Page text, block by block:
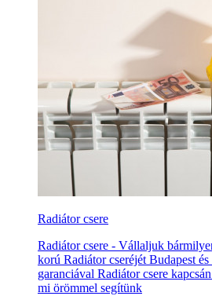
Radiátor csere
Radiátor csere - Vállaljuk
korú Radiátor cseréjét Budapest
garanciával Radiátor csere
mi örömmel segítünk